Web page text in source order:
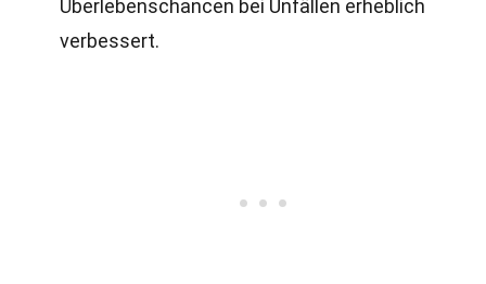
Überlebenschancen bei Unfällen erheblich
verbessert.